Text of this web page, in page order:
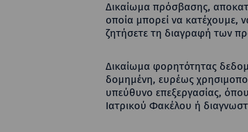
Δικαίωμα πρόσβασης,
οποία μπορεί να κατέχουμε,
ζητήσετε τη διαγραφή των
Δικαίωμα φορητότητας
δομημένη, ευρέως
υπεύθυνο επεξεργασίας,
Ιατρικού Φακέλου ή